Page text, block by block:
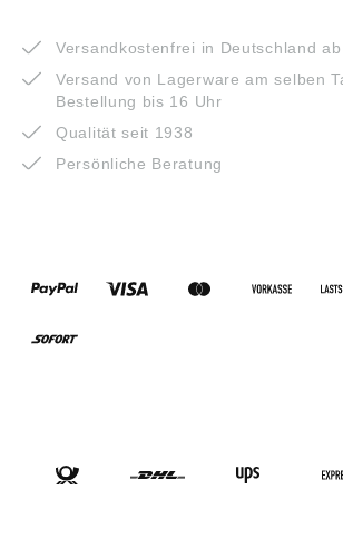
Versandkostenfrei in Deutschland
Versand von Lagerware am selben
Bestellung bis 16 Uhr
Qualität seit 1938
Persönliche Beratung